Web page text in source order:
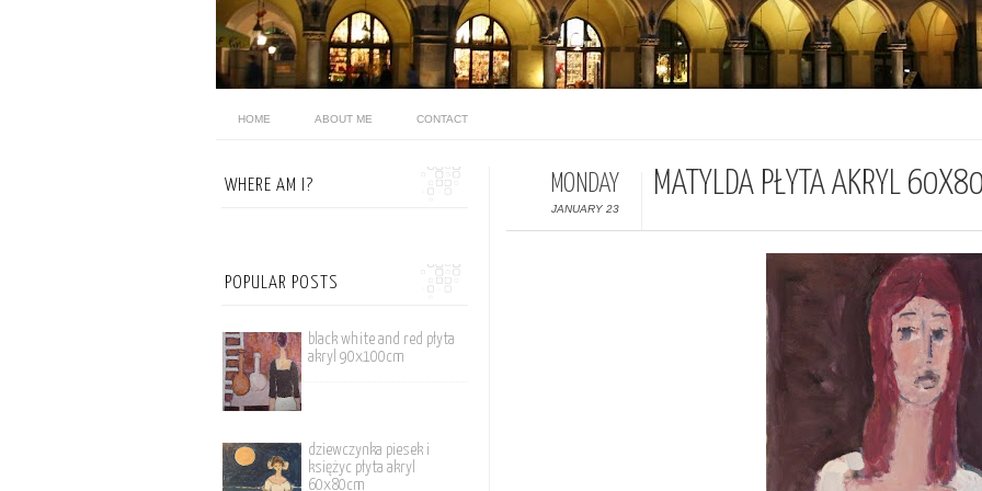
HOME ABOUT ME CONTACT
MONDAY
JANUARY 23
MATYLDA PŁYTA AKRYL
WHERE AM I?
POPULAR POSTS
black white and red płyta
akryl 90x100cm
dziewczynka piesek i
księżyc płyta akryl
60x80cm